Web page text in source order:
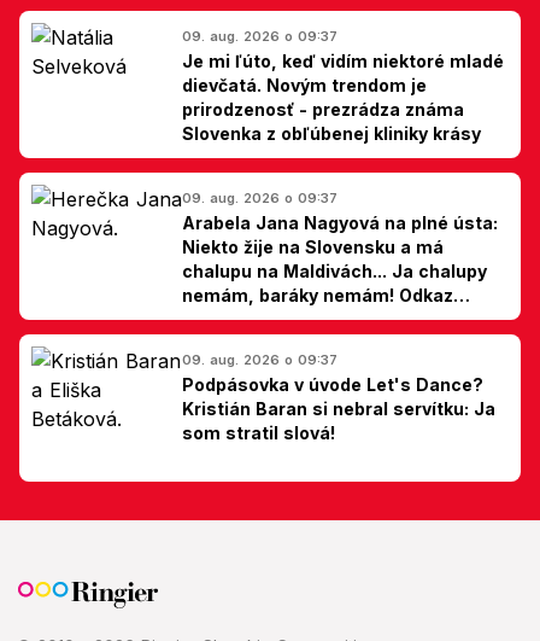
09. aug. 2026 o 09:37
Je mi ľúto, keď vidím niektoré mladé
dievčatá. Novým trendom je
prirodzenosť - prezrádza známa
Slovenka z obľúbenej kliniky krásy
09. aug. 2026 o 09:37
Arabela Jana Nagyová na plné ústa:
Niekto žije na Slovensku a má
chalupu na Maldivách... Ja chalupy
nemám, baráky nemám! Odkaz
Slovákom
09. aug. 2026 o 09:37
Podpásovka v úvode Let's Dance?
Kristián Baran si nebral servítku: Ja
som stratil slová!